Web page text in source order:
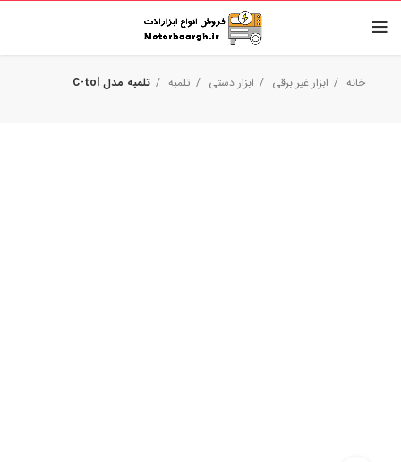
خانه ابزار غیر برقی ابزار دستی تلمبه تلمبه مدل C-tol